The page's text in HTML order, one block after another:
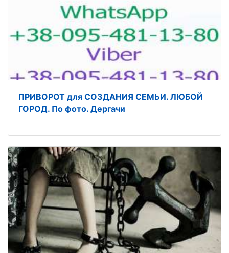
ПРИВОРОТ для СОЗДАНИЯ СЕМЬИ. ЛЮБОЙ
ГОРОД. По фото. Дергачи